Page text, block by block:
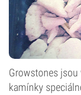
Growstones jsou
kamínky